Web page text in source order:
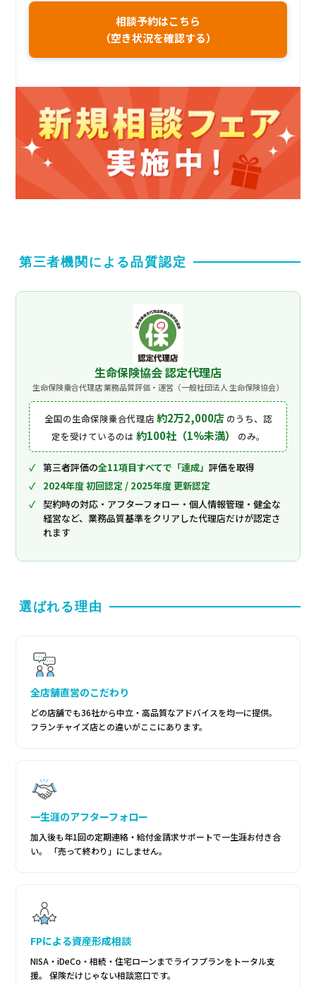
相談予約はこちら
（空き状況を確認する）
第三者機関による品質認定
生命保険協会 認定代理店
生命保険乗合代理店 業務品質評価・運営（一般社団法人 生命保険協会）
全国の生命保険乗合代理店 約2万2,000店のうち、認
定を受けているのは 約100社（1%未満） のみ。
第三者評価の全11項目すべてで「達成」 評価を取得
2024年度 初回認定 / 2025年度 更新認定
契約時の対応・アフターフォロー・個人情報管理・健全な
経営など、業務品質基準をクリアした代理店だけが認定さ
れます
選ばれる理由
全店舗直営のこだわり
どの店舗でも36社から中立・高品質なアドバイスを均一に提供。
フランチャイズ店との違いがここにあります。
一生涯のアフターフォロー
加入後も年1回の定期連絡・給付金請求サポートで一生涯お付き合
い。 「売って終わり」にしません。
FPによる資産形成相談
NISA・iDeCo・相続・住宅ローンまでライフプランをトータル支
援。 保険だけじゃない相談窓口です。